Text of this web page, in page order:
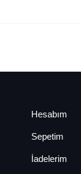
Hesabım
Sepetim
İadelerim